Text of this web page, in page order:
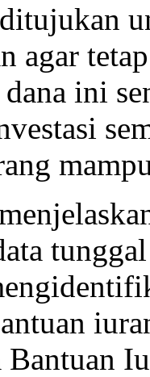
agar
ini
Bantuan